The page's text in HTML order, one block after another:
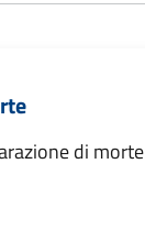
di morte